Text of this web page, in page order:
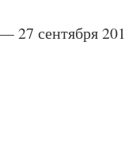
27 сентября